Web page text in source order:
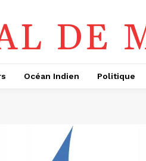
DE
Océan Indien Politique